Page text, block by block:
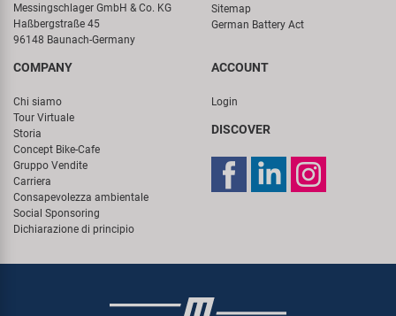
Messingschlager GmbH & Co. KG
Haßbergstraße 45
96148 Baunach-Germany
Sitemap
German Battery Act
COMPANY
Chi siamo
Tour Virtuale
Storia
Concept Bike-Cafe
Gruppo Vendite
Carriera
Consapevolezza ambientale
Social Sponsoring
Dichiarazione di principio
ACCOUNT
Login
DISCOVER